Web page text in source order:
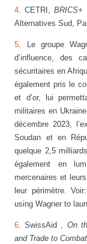
4. CETRI,BRICS+
Alternatives Sud,
5. Le groupe
d’influence, des
sécuritaires en
également pris le
et d’or, lui
militaires en
décembre 2023,
Soudan et en
quelque 2,5
également en
mercenaires et
leur périmètre.
using Wagner to
6. SwissAid , On
and Trade to